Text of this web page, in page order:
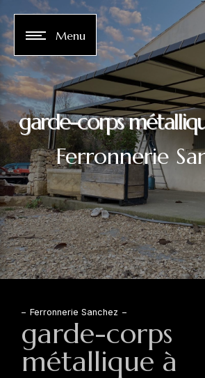
Menu
garde-corps
Ferronnerie
Ferronnerie Sanchez
garde-corps
métallique à
Panneau de gestion des cookies